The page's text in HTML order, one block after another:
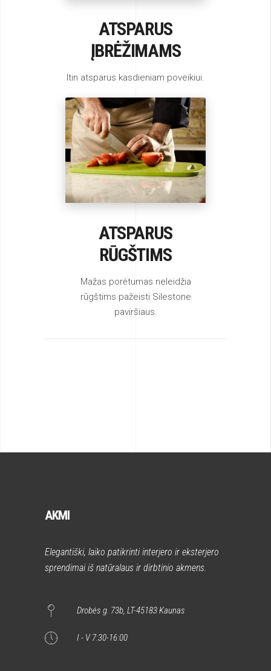
ATSPARUS
ĮBRĖŽIMAMS
Itin atsparus kasdieniam poveikiui.
ATSPARUS
RŪGŠTIMS
Mažas porėtumas neleidžia
rūgštims pažeisti Silestone
paviršiaus.
AKMI
Elegantiški, laiko patikrinti interjero ir eksterjero
sprendimai iš natūralaus ir dirbtinio akmens.
Drobės g. 73b, LT-45183 Kaunas
I - V 7:30-16:00